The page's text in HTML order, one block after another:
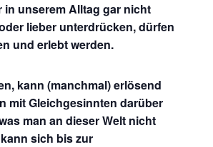
in unserem Alltag gar nicht
lieber unterdrücken, dürfen
und erlebt werden.
kann (manchmal) erlösend
mit Gleichgesinnten darüber
man an dieser Welt nicht
sich bis zur